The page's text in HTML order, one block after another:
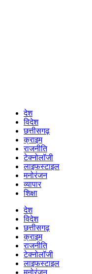
देश
विदेश
छत्तीसगढ़
क्राइम
राजनीति
टेक्नोलॉजी
लाइफस्टाइल
मनोरंजन
व्यापार
शिक्षा
देश
विदेश
छत्तीसगढ़
क्राइम
राजनीति
टेक्नोलॉजी
लाइफस्टाइल
मनोरंजन